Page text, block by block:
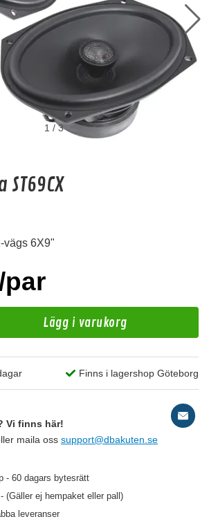
1 /3
vägs 6X9"
par
Lägg i varukorg
Finns i lagershop Göteborg
Vi finns här!
maila oss support@dbakuten.se
- 60 dagars bytesrätt
(Gäller ej hempaket eller pall)
leveranser